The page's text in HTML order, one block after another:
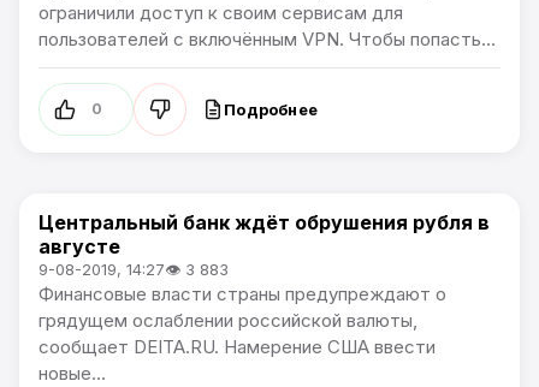
ограничили доступ к своим сервисам для
пользователей с включённым VPN. Чтобы попасть...
0 Подробнее
В России
Центральный банк ждёт обрушения рубля в
августе
9-08-2019, 14:27👁 3 883
Финансовые власти страны предупреждают о
грядущем ослаблении российской валюты,
сообщает DEITA.RU. Намерение США ввести
новые...